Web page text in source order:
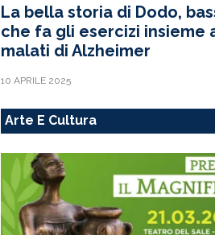
La bella storia di Dodo,
che fa gli esercizi insieme
malati di Alzheimer
10 APRILE 2025
Arte E Cultura